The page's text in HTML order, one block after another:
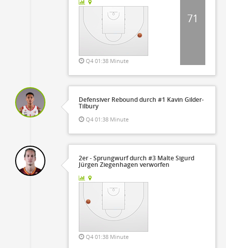
Q4 01:38 Minute
71
Defensiver Rebound durch #1 Kavin Gilder-
Tilbury
Q4 01:38 Minute
2er - Sprungwurf durch #3 Malte Sigurd
Jürgen Ziegenhagen verworfen
Q4 01:38 Minute